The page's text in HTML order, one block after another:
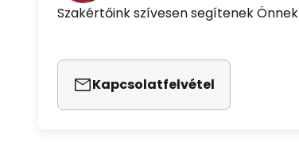
Szakértőink szívesen segítenek Önnek
Kapcsolatfelvétel